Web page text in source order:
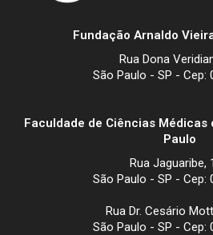
Fundação Arnaldo
Rua Dona
São Paulo - SP - Cep:
Faculdade de Ciências Médicas
Paulo
Rua Jaguaribe,
São Paulo - SP - Cep:
Rua Dr. Cesário
São Paulo - SP - Cep: